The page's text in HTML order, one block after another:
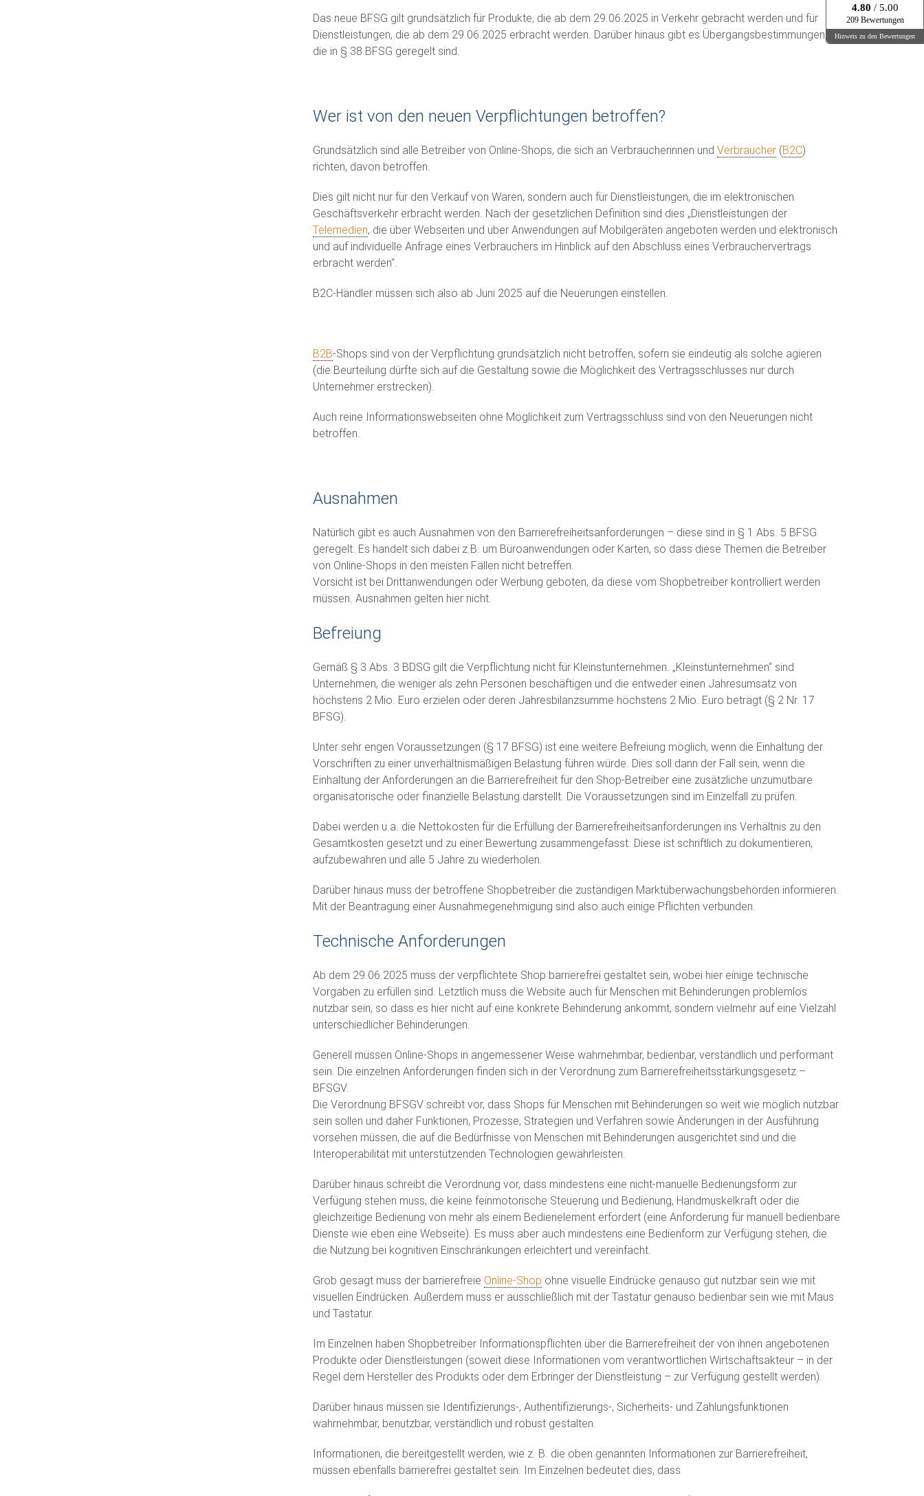
Das neue BFSG gilt grundsätzlich für Produkte, die ab dem 29.06.2025 in Verkehr gebracht werden und für
Dienstleistungen, die ab dem 29.06.2025 erbracht werden. Darüber hinaus gibt es Übergangsbestimmungen,
die in § 38 BFSG geregelt sind.
Wer ist von den neuen Verpflichtungen betroffen?
Grundsätzlich sind alle Betreiber von Online-Shops, die sich an Verbraucherinnen und Verbraucher (B2C)
richten, davon betroffen.
Dies gilt nicht nur für den Verkauf von Waren, sondern auch für Dienstleistungen, die im elektronischen
Geschäftsverkehr erbracht werden. Nach der gesetzlichen Definition sind dies „Dienstleistungen der
Telemedien, die über Webseiten und über Anwendungen auf Mobilgeräten angeboten werden und elektronisch
und auf individuelle Anfrage eines Verbrauchers im Hinblick auf den Abschluss eines Verbrauchervertrags
erbracht werden“.
B2C-Händler müssen sich also ab Juni 2025 auf die Neuerungen einstellen.
B2B-Shops sind von der Verpflichtung grundsätzlich nicht betroffen, sofern sie eindeutig als solche agieren
(die Beurteilung dürfte sich auf die Gestaltung sowie die Möglichkeit des Vertragsschlusses nur durch
Unternehmer erstrecken).
Auch reine Informationswebseiten ohne Möglichkeit zum Vertragsschluss sind von den Neuerungen nicht
betroffen.
Ausnahmen
Natürlich gibt es auch Ausnahmen von den Barrierefreiheitsanforderungen – diese sind in § 1 Abs. 5 BFSG
geregelt. Es handelt sich dabei z.B. um Büroanwendungen oder Karten, so dass diese Themen die Betreiber
von Online-Shops in den meisten Fällen nicht betreffen.
Vorsicht ist bei Drittanwendungen oder Werbung geboten, da diese vom Shopbetreiber kontrolliert werden
müssen. Ausnahmen gelten hier nicht.
Befreiung
Gemäß § 3 Abs. 3 BDSG gilt die Verpflichtung nicht für Kleinstunternehmen. „Kleinstunternehmen“ sind
Unternehmen, die weniger als zehn Personen beschäftigen und die entweder einen Jahresumsatz von
höchstens 2 Mio. Euro erzielen oder deren Jahresbilanzsumme höchstens 2 Mio. Euro beträgt (§ 2 Nr. 17
BFSG).
Unter sehr engen Voraussetzungen (§ 17 BFSG) ist eine weitere Befreiung möglich, wenn die Einhaltung der
Vorschriften zu einer unverhältnismäßigen Belastung führen würde. Dies soll dann der Fall sein, wenn die
Einhaltung der Anforderungen an die Barrierefreiheit für den Shop-Betreiber eine zusätzliche unzumutbare
organisatorische oder finanzielle Belastung darstellt. Die Voraussetzungen sind im Einzelfall zu prüfen.
Dabei werden u.a. die Nettokosten für die Erfüllung der Barrierefreiheitsanforderungen ins Verhältnis zu den
Gesamtkosten gesetzt und zu einer Bewertung zusammengefasst. Diese ist schriftlich zu dokumentieren,
aufzubewahren und alle 5 Jahre zu wiederholen.
Darüber hinaus muss der betroffene Shopbetreiber die zuständigen Marktüberwachungsbehörden informieren.
Mit der Beantragung einer Ausnahmegenehmigung sind also auch einige Pflichten verbunden.
Technische Anforderungen
Ab dem 29.06.2025 muss der verpflichtete Shop barrierefrei gestaltet sein, wobei hier einige technische
Vorgaben zu erfüllen sind. Letztlich muss die Website auch für Menschen mit Behinderungen problemlos
nutzbar sein, so dass es hier nicht auf eine konkrete Behinderung ankommt, sondern vielmehr auf eine Vielzahl
unterschiedlicher Behinderungen.
Generell müssen Online-Shops in angemessener Weise wahrnehmbar, bedienbar, verständlich und performant
sein. Die einzelnen Anforderungen finden sich in der Verordnung zum Barrierefreiheitsstärkungsgesetz –
BFSGV.
Die Verordnung BFSGV schreibt vor, dass Shops für Menschen mit Behinderungen so weit wie möglich nutzbar
sein sollen und daher Funktionen, Prozesse, Strategien und Verfahren sowie Änderungen in der Ausführung
vorsehen müssen, die auf die Bedürfnisse von Menschen mit Behinderungen ausgerichtet sind und die
Interoperabilität mit unterstützenden Technologien gewährleisten.
Darüber hinaus schreibt die Verordnung vor, dass mindestens eine nicht-manuelle Bedienungsform zur
Verfügung stehen muss, die keine feinmotorische Steuerung und Bedienung, Handmuskelkraft oder die
gleichzeitige Bedienung von mehr als einem Bedienelement erfordert (eine Anforderung für manuell bedienbare
Dienste wie eben eine Webseite). Es muss aber auch mindestens eine Bedienform zur Verfügung stehen, die
die Nutzung bei kognitiven Einschränkungen erleichtert und vereinfacht.
Grob gesagt muss der barrierefreie Online-Shop ohne visuelle Eindrücke genauso gut nutzbar sein wie mit
visuellen Eindrücken. Außerdem muss er ausschließlich mit der Tastatur genauso bedienbar sein wie mit Maus
und Tastatur.
Im Einzelnen haben Shopbetreiber Informationspflichten über die Barrierefreiheit der von ihnen angebotenen
Produkte oder Dienstleistungen (soweit diese Informationen vom verantwortlichen Wirtschaftsakteur – in der
Regel dem Hersteller des Produkts oder dem Erbringer der Dienstleistung – zur Verfügung gestellt werden).
Darüber hinaus müssen sie Identifizierungs-, Authentifizierungs-, Sicherheits- und Zahlungsfunktionen
wahrnehmbar, benutzbar, verständlich und robust gestalten.
Informationen, die bereitgestellt werden, wie z. B. die oben genannten Informationen zur Barrierefreiheit,
müssen ebenfalls barrierefrei gestaltet sein. Im Einzelnen bedeutet dies, dass
4.80 / 5.00
209 Bewertungen
Hinweis zu den Bewertungen